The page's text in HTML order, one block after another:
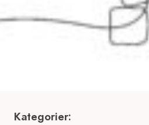
Kategorier: